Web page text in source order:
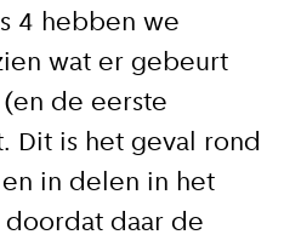
4 hebben we
wat er gebeurt
de eerste
Dit is het geval rond
in delen in het
doordat daar de